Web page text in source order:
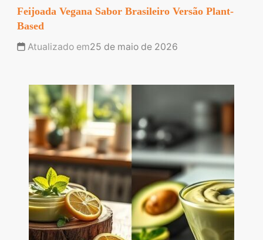
Feijoada Vegana Sabor Brasileiro Versão Plant-
Based
Atualizado em25 de maio de 2026